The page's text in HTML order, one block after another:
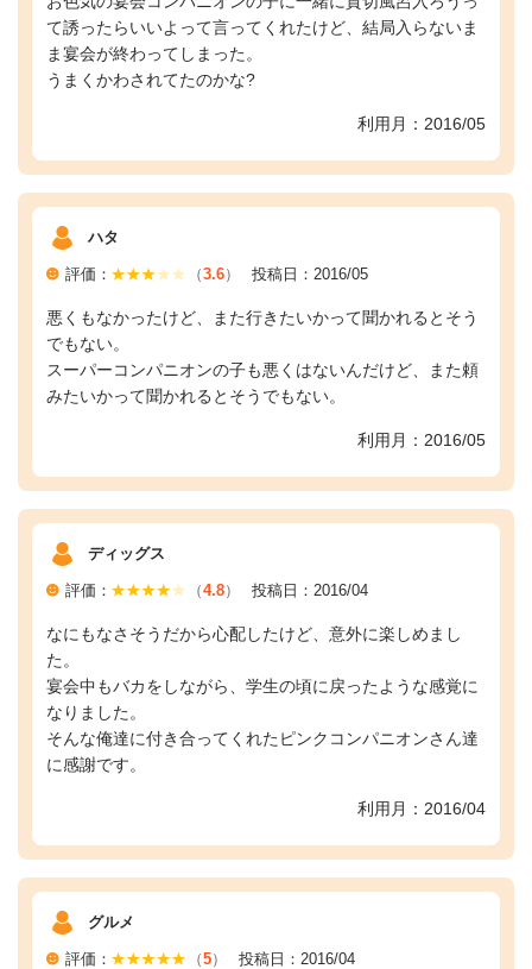
て誘ったらいいよって言ってくれたけど、結局入らないま
ま宴会が終わってしまった。
うまくかわされてたのかな?
利用月：2016/05
ハタ
評価： （3.6） 投稿日：2016/05
悪くもなかったけど、また行きたいかって聞かれるとそう
でもない。
スーパーコンパニオンの子も悪くはないんだけど、また頼
みたいかって聞かれるとそうでもない。
利用月：2016/05
ディッグス
評価： （4.8） 投稿日：2016/04
なにもなさそうだから心配したけど、意外に楽しめまし
た。
宴会中もバカをしながら、学生の頃に戻ったような感覚に
なりました。
そんな俺達に付き合ってくれたピンクコンパニオンさん達
に感謝です。
利用月：2016/04
グルメ
評価： （5） 投稿日：2016/04